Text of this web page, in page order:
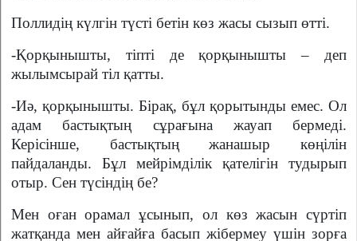
Поллидің күлгін түсті бетін көз жасы сызып өтті.
-Қорқынышты, тіпті де қорқынышты – деп
жылымсырай тіл қатты.
-Иә, қорқынышты. Бірақ, бұл қорытынды емес. Ол
адам бастықтың сұрағына жауап бермеді.
Керісінше, бастықтың жанашыр көңілін
пайдаланды. Бұл мейрімділік қателігін тудырып
отыр. Сен түсіндің бе?
Мен оған орамал ұсынып, ол көз жасын сүртіп
жатқанда мен айғайға басып жібермеу үшін зорға